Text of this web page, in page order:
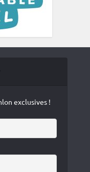
exclusives !